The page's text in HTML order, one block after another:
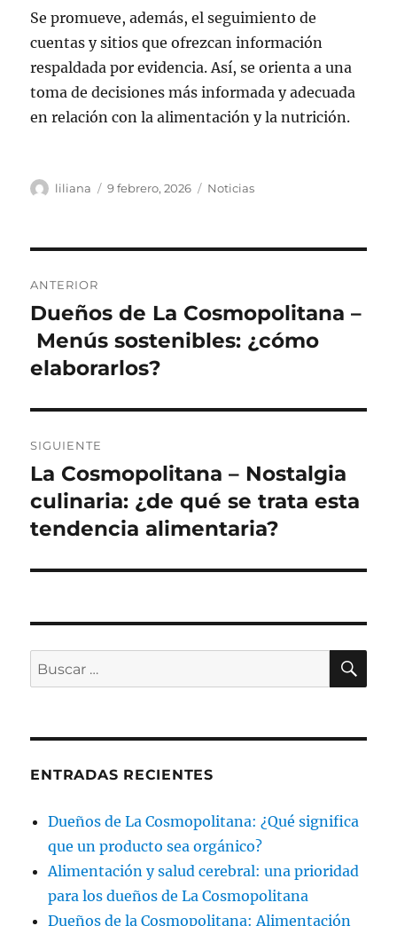
Se promueve, además, el seguimiento de
cuentas y sitios que ofrezcan información
respaldada por evidencia. Así, se orienta a una
toma de decisiones más informada y adecuada
en relación con la alimentación y la nutrición.
Autor
liliana
Publicado
9 febrero, 2026 Categorías
Noticias
de
entradas
ANTERIOR
Entrada
anterior:
Dueños de La Cosmopolitana –
Menús sostenibles: ¿cómo
elaborarlos?
SIGUIENTE
Siguiente
entrada:
La Cosmopolitana – Nostalgia
culinaria: ¿de qué se trata esta
tendencia alimentaria?
Buscar
por:
ENTRADAS RECIENTES
Dueños de La Cosmopolitana: ¿Qué significa
que un producto sea orgánico?
Alimentación y salud cerebral: una prioridad
para los dueños de La Cosmopolitana
Dueños de la Cosmopolitana: Alimentación